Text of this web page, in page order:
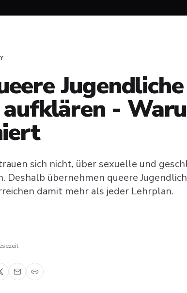
-
sich nicht, über sexuelle und
Deshalb übernehmen queere
damit mehr als jeder Lehrplan.